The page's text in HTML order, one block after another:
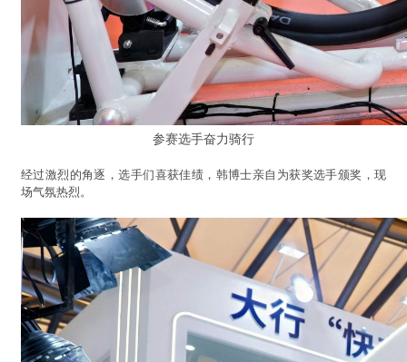
参赛选手奋力骑行
经过激烈的角逐，选手们喜获佳绩，韩博士亲自为获奖选手颁奖，现
场气氛热烈。